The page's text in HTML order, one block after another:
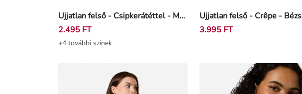
Ujjatlan felső - Csipkerátéttel - Mentazöld
2.495 FT
+4 további színek
Ujjatlan felső - Crêpe - Bézs
3.995 FT